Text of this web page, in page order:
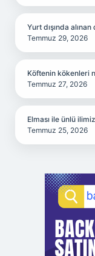
Yurt dışında
Temmuz 29, 2026
Köftenin kökenleri
Temmuz 27, 2026
Elması ile ünlü
Temmuz 25, 2026